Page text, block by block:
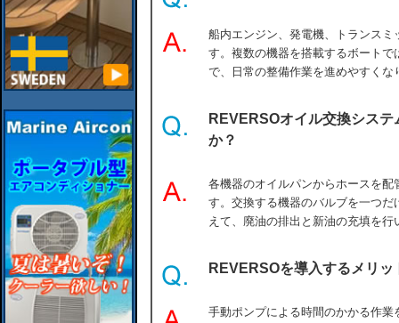
船内エンジン、発電機、トランス
す。複数の機器を搭載するボート
で、日常の整備作業を進めやすくな
REVERSOオイル交換シス
か？
各機器のオイルパンからホースを
す。交換する機器のバルブを一つ
えて、廃油の排出と新油の充填を行
REVERSOを導入するメリッ
手動ポンプによる時間のかかる作